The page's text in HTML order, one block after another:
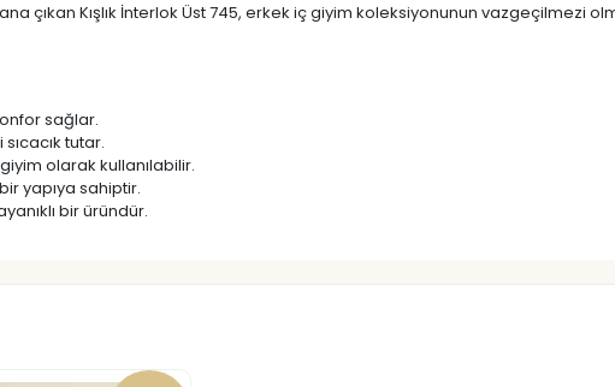
çıkan Kışlık İnterlok Üst 745, erkek iç giyim koleksiyonunun vazgeçilmezi
sağlar.
tutar.
olarak kullanılabilir.
yapıya sahiptir.
bir üründür.